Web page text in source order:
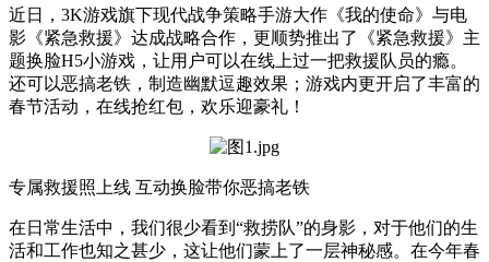
近日，3K游戏旗下现代战争策略手游大作《我的使命》与电
影《紧急救援》达成战略合作，更顺势推出了《紧急救援》主
题换脸H5小游戏，让用户可以在线上过一把救援队员的瘾。
还可以恶搞老铁，制造幽默逗趣效果；游戏内更开启了丰富的
春节活动，在线抢红包，欢乐迎豪礼！
专属救援照上线 互动换脸带你恶搞老铁
在日常生活中，我们很少看到“救捞队”的身影，对于他们的生
活和工作也知之甚少，这让他们蒙上了一层神秘感。在今年春